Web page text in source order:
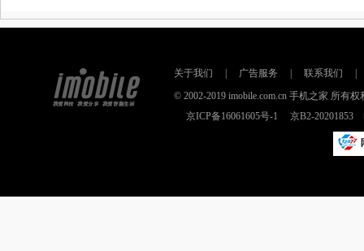
关于我们 广告服务 联系我们
© 2002-2019 imobile.com.cn 手机之家 所有
京ICP备16061605号-1
京B2-20201853